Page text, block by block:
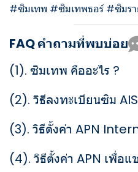
#ซิมเทพ #ซิมเทพธอร์ #ซิมร
FAQ คำถามที่พบบ่อย
(1). ซิมเทพ คืออะไร ?
(2). วิธีลงทะเบียนซิม
(3). วิธีตั้งค่า APN
(4). วิธีตั้งค่า APN เพื่อ